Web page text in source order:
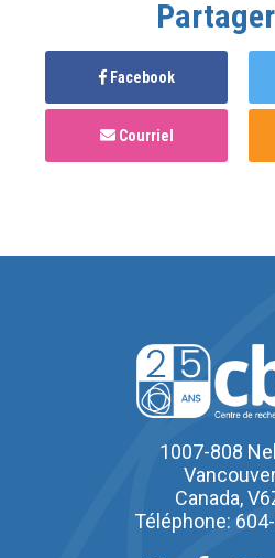
Facebook
Courriel
1007-808
Canada,
Téléphone: